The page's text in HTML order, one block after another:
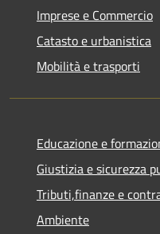
Imprese e Commercio
Catasto e urbanistica
Mobilità e trasporti
Educazione e
Giustizia e sicurezza
Tributi,finanze e
Ambiente